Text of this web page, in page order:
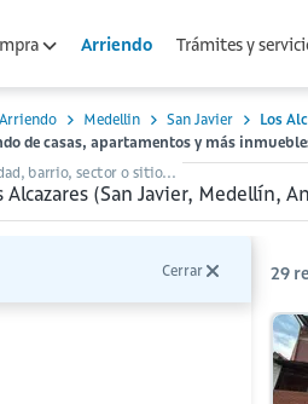
Arriendo Trámites y
Arriendo Medellin San Javier
Los
de casas, apartamentos y más
barrio, sector o sitio...
Cerrar 29